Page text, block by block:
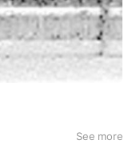
See more